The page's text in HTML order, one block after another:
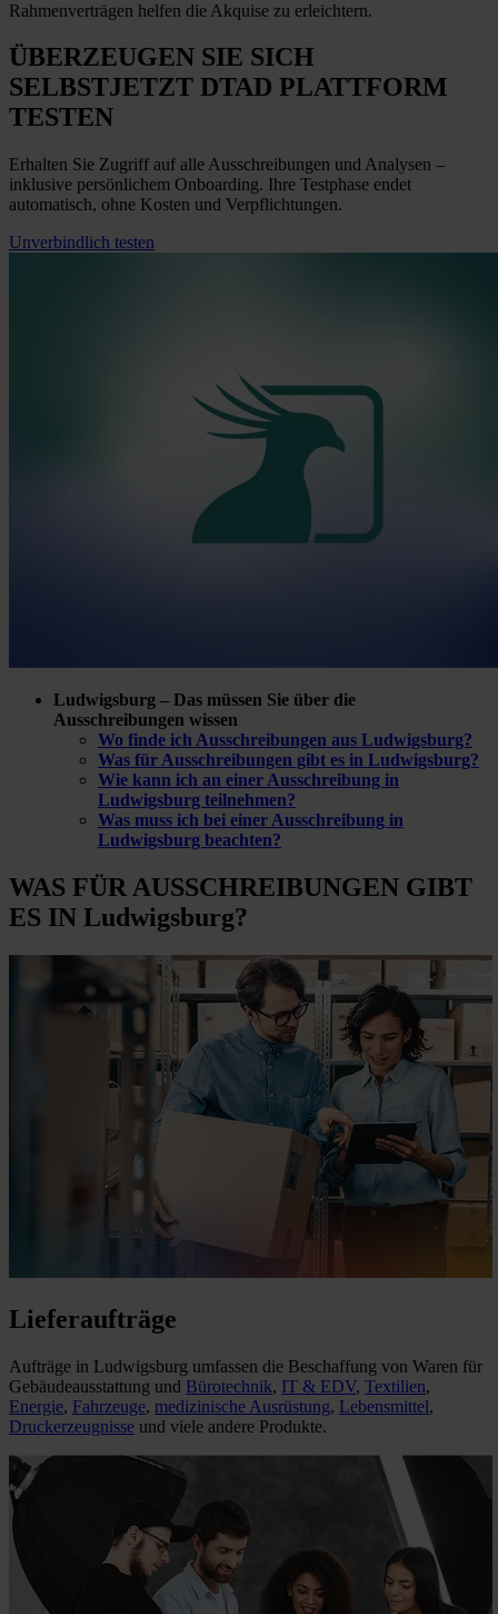
Rahmenverträgen helfen die Akquise zu erleichtern.
ÜBERZEUGEN SIE SICH
SELBSTJETZT DTAD PLATTFORM
TESTEN
Erhalten Sie Zugriff auf alle Ausschreibungen und Analysen –
inklusive persönlichem Onboarding. Ihre Testphase endet
automatisch, ohne Kosten und Verpflichtungen.
Unverbindlich testen
Ludwigsburg – Das müssen Sie über die
Ausschreibungen wissen
Wo finde ich Ausschreibungen aus Ludwigsburg?
Was für Ausschreibungen gibt es in Ludwigsburg?
Wie kann ich an einer Ausschreibung in
Ludwigsburg teilnehmen?
Was muss ich bei einer Ausschreibung in
Ludwigsburg beachten?
WAS FÜRAUSSCHREIBUNGEN GIBT
ES IN Ludwigsburg?
Lieferaufträge
Aufträge in Ludwigsburg umfassen die Beschaffung von Waren für
Gebäudeausstattung und Bürotechnik, IT & EDV, Textilien,
Energie, Fahrzeuge, medizinische Ausrüstung, Lebensmittel,
Druckerzeugnisse und viele andere Produkte.